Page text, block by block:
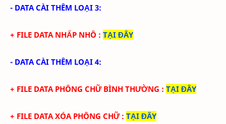
- DATA CÀI THÊM LOẠI 3:
+ FILE DATA NHẤP NHÔ : TẠI ĐÂY
- DATA CÀI THÊM LOẠI 4:
+ FILE DATA PHÔNG CHỮ BÌNH THƯỜNG : TẠI ĐÂY
+ FILE DATA XÓA PHÔNG CHỮ : TẠI ĐÂY